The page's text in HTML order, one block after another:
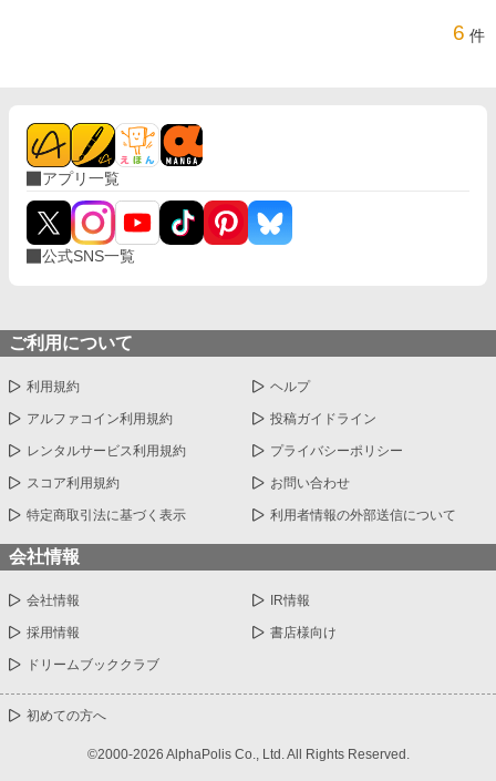
6 件
アプリ一覧
公式SNS一覧
ご利用について
利用規約 ヘルプ
アルファコイン利用規約 投稿ガイドライン
レンタルサービス利用規約 プライバシーポリシー
スコア利用規約 お問い合わせ
特定商取引法に基づく表示 利用者情報の外部送信について
会社情報
会社情報 IR情報
採用情報 書店様向け
ドリームブッククラブ
初めての方へ
©2000-2026 AlphaPolis Co., Ltd. All Rights Reserved.